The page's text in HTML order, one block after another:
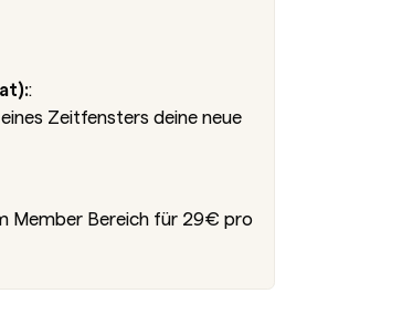
:
Zeitfensters deine neue
Member Bereich für 29€ pro